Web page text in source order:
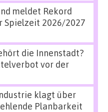
meldet Rekord
Spielzeit 2026/2027
die Innenstadt?
vor der
klagt über
Planbarkeit